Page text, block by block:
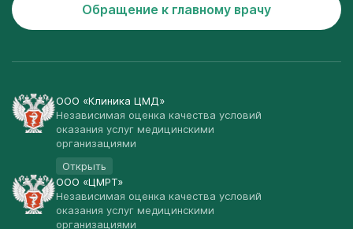
Обращение к главному врачу
ООО «Клиника ЦМД»
Независимая оценка качества условий
оказания услуг медицинскими
организациями
Открыть
ООО «ЦМРТ»
Независимая оценка качества условий
оказания услуг медицинскими
организациями